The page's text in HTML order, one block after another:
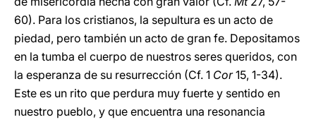
60). Para los cristianos, la sepultura es un acto de
piedad, pero también un acto de gran fe. Depositamos
en la tumba el cuerpo de nuestros seres queridos, con
la esperanza de su resurrección (Cf. 1 Cor15, 1-34).
Este es un rito que perdura muy fuerte y sentido en
nuestro pueblo, y que encuentra una resonancia